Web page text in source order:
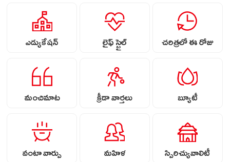
ఎడ్యుకేషన్ లైఫ్ స్టైల్ చరిత్రలో ఈ రోజు
మంచిమాట క్రీడా వార్తలు బ్యూటీ
వంటా వార్పు మహిళ స్పిరిచ్యువాలిటీ